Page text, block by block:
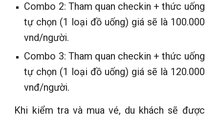
Combo 2: Tham quan checkin + thức uống
tự chọn (1 loại đồ uống) giá sẽ là 100.000
vnd/người.
Combo 3: Tham quan checkin + thức uống
tự chọn (1 loại đồ uống) giá sẽ là 120.000
vnđ/người.
Khi kiểm tra và mua vé, du khách sẽ được